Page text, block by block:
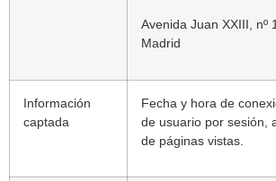
Avenida Juan XXIII, nº
Madrid
Información
captada
Fecha y hora de
de usuario por sesión,
de páginas vistas.